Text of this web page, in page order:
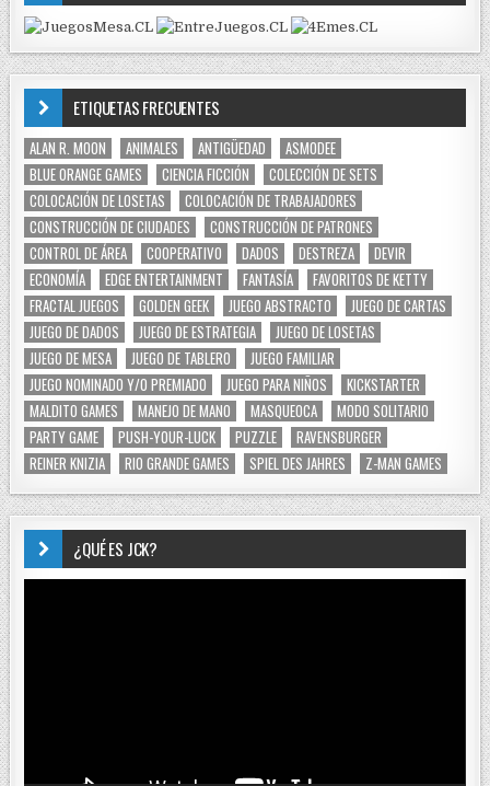
ETIQUETAS FRECUENTES
ALAN R. MOON ANIMALES ANTIGÜEDAD
ASMODEE
BLUE ORANGE GAMES
CIENCIA FICCIÓN
COLECCIÓN DE SETS
COLOCACIÓN DE LOSETAS
COLOCACIÓN DE TRABAJADORES
CONSTRUCCIÓN DE CIUDADES
CONSTRUCCIÓN DE PATRONES
CONTROL DE ÁREA
COOPERATIVO DADOS DESTREZA
DEVIR
ECONOMÍA
EDGE ENTERTAINMENT FANTASÍA
FAVORITOS DE KETTY
FRACTAL JUEGOS
GOLDEN GEEK JUEGO ABSTRACTO
JUEGO DE CARTAS
JUEGO DE DADOS
JUEGO DE ESTRATEGIA
JUEGO DE LOSETAS
JUEGO DE MESA
JUEGO DE TABLERO
JUEGO FAMILIAR
JUEGO NOMINADO Y/O PREMIADO
JUEGO PARA NIÑOS
KICKSTARTER
MALDITO GAMES
MANEJO DE MANO MASQUEOCA
MODO SOLITARIO
PARTY GAME
PUSH-YOUR-LUCK PUZZLE
RAVENSBURGER
REINER KNIZIA
RIO GRANDE GAMES SPIEL DES JAHRES Z-MAN GAMES
¿QUÉ ES JCK?